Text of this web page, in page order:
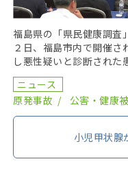
福島県の「県民健康調査
２日、福島市内で開催さ
し悪性疑いと診断された
２０１９年までにがん登
ニュース
原発事故
公害・健康
小児甲状腺